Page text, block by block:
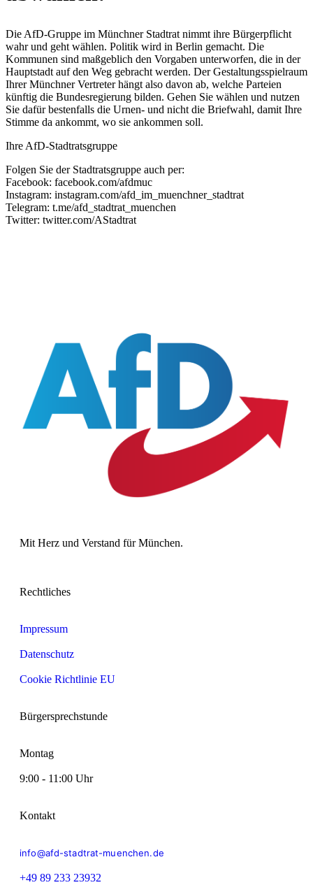
Die AfD-Gruppe im Münchner Stadtrat nimmt ihre Bürgerpflicht
wahr und geht wählen. Politik wird in Berlin gemacht. Die
Kommunen sind maßgeblich den Vorgaben unterworfen, die in der
Hauptstadt auf den Weg gebracht werden. Der Gestaltungsspielraum
Ihrer Münchner Vertreter hängt also davon ab, welche Parteien
künftig die Bundesregierung bilden. Gehen Sie wählen und nutzen
Sie dafür bestenfalls die Urnen- und nicht die Briefwahl, damit Ihre
Stimme da ankommt, wo sie ankommen soll.
Ihre AfD-Stadtratsgruppe
Folgen Sie der Stadtratsgruppe auch per:
Facebook: facebook.com/afdmuc
Instagram: instagram.com/afd_im_muenchner_stadtrat
Telegram: t.me/afd_stadtrat_muenchen
Twitter: twitter.com/AStadtrat
Mit Herz und Verstand für München.
Rechtliches
Impressum
Datenschutz
Cookie Richtlinie EU
Bürgersprechstunde
Montag
9:00 - 11:00 Uhr
Kontakt
info@afd-stadtrat-muenchen.de
+49 89 233 23932